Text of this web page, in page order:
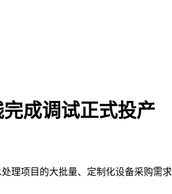
成调试正式投产
项目的大批量、定制化设备采购需